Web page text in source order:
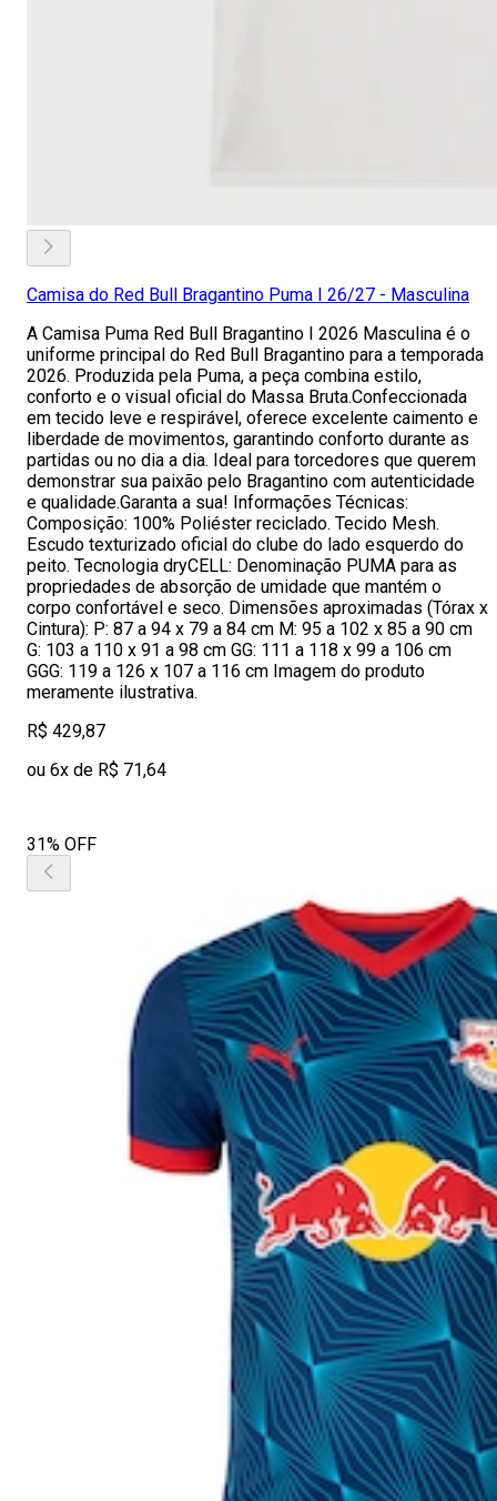
Camisa do Red Bull Bragantino Puma I 26/27 - Masculina
A Camisa Puma Red Bull Bragantino I 2026 Masculina é o
uniforme principal do Red Bull Bragantino para a temporada
2026. Produzida pela Puma, a peça combina estilo,
conforto e o visual oficial do Massa Bruta.Confeccionada
em tecido leve e respirável, oferece excelente caimento e
liberdade de movimentos, garantindo conforto durante as
partidas ou no dia a dia. Ideal para torcedores que querem
demonstrar sua paixão pelo Bragantino com autenticidade
e qualidade.Garanta a sua! Informações Técnicas:
Composição: 100% Poliéster reciclado. Tecido Mesh.
Escudo texturizado oficial do clube do lado esquerdo do
peito. Tecnologia dryCELL: Denominação PUMA para as
propriedades de absorção de umidade que mantém o
corpo confortável e seco. Dimensões aproximadas (Tórax x
Cintura): P: 87 a 94 x 79 a 84 cm M: 95 a 102 x 85 a 90 cm
G: 103 a 110 x 91 a 98 cm GG: 111 a 118 x 99 a 106 cm
GGG: 119 a 126 x 107 a 116 cm Imagem do produto
meramente ilustrativa.
R$ 429,87
ou 6x de R$ 71,64
31% OFF